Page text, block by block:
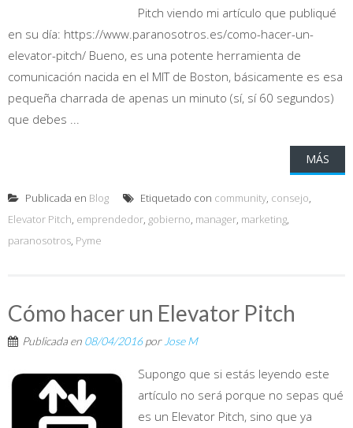
Pitch viendo mi artículo que publiqué
en su día: https://www.paranosotros.es/como-hacer-un-
elevator-pitch/ Bueno, es una potente herramienta de
comunicación nacida en el MIT de Boston, básicamente es esa
pequeña charrada de apenas un minuto (sí, sí 60 segundos)
que debes ...
MÁS
Publicada en Blog Etiquetado con community, consejo,
Elevator Pitch, emprendedor, gobierno, manager, marketing,
paranosotros, Pyme
Cómo hacer un Elevator Pitch
Publicada en 08/04/2016por Jose M
Supongo que si estás leyendo este
artículo no será porque no sepas qué
es un Elevator Pitch, sino que ya